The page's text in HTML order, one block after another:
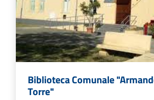
Biblioteca Comunale
Torre"